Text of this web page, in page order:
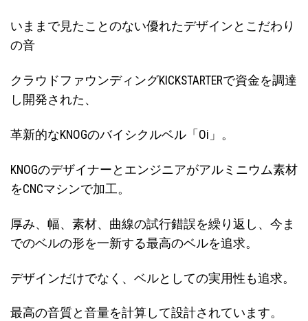
いままで見たことのない優れたデザインとこだわり
の音
クラウドファウンディングKICKSTARTERで資金を調達
し開発された、
革新的なKNOGのバイシクルベル「Oi」。
KNOGのデザイナーとエンジニアがアルミニウム素材
をCNCマシンで加工。
厚み、幅、素材、曲線の試行錯誤を繰り返し、今ま
でのベルの形を一新する最高のベルを追求。
デザインだけでなく、ベルとしての実用性も追求。
最高の音質と音量を計算して設計されています。